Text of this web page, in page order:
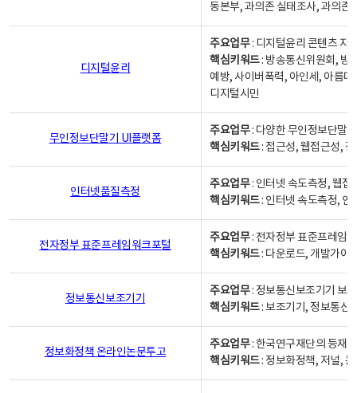
동본부, 과의존 실태조사, 과의존
디지털윤리
주요업무: 디지털윤리 콘텐츠 지
핵심키워드: 방송통신위원회, 방
예방, 사이버폭력, 아인세, 아름
디지털시민
무인정보단말기 UI플랫폼
주요업무: 다양한 무인정보단말
핵심키워드: 접근성, 웹접근성,
인터넷품질측정
주요업무: 인터넷 속도측정, 웹접
핵심키워드: 인터넷 속도측정, 인
전자정부 표준프레임워크포털
주요업무: 전자정부 표준프레임
핵심키워드: 다운로드, 개발가이
정보통신보조기기
주요업무: 정보통신보조기기 보
핵심키워드: 보조기기, 정보통신
정보화정책 온라인논문투고
주요업무: 한국연구재단의 등재
핵심키워드: 정보화정책, 저널,